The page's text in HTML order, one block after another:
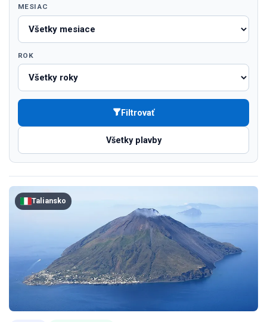
MESIAC
ROK
Filtrovať
Všetky plavby
Taliansko